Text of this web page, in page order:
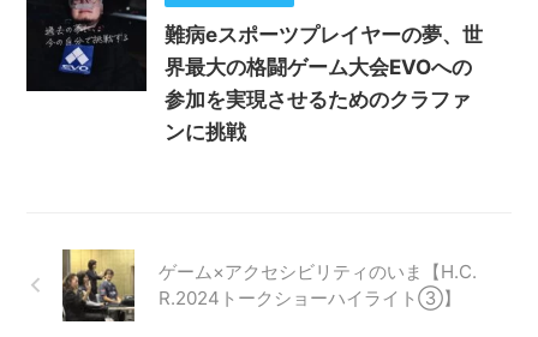
難病eスポーツプレイヤーの夢、世
界最大の格闘ゲーム大会EVOへの
参加を実現させるためのクラファ
ンに挑戦
ゲーム×アクセシビリティのいま【H.C.
R.2024トークショーハイライト③】